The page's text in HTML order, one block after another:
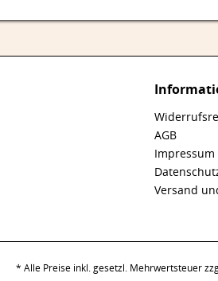
AGB
Versand
* Alle Preise inkl. gesetzl. Mehrwertsteuer